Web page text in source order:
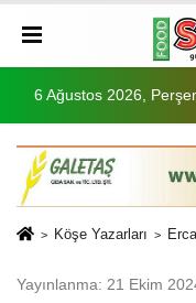
6 Ağustos 2026,
Köşe Yazarları
Yayınlanma: 21 Ekim